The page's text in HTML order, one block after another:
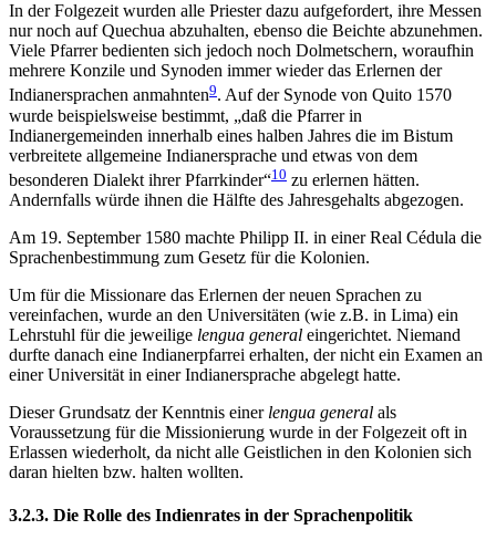
In der Folgezeit wurden alle Priester dazu aufgefordert, ihre Messen
nur noch auf Quechua abzuhalten, ebenso die Beichte abzunehmen.
Viele Pfarrer bedienten sich jedoch noch Dolmetschern, woraufhin
mehrere Konzile und Synoden immer wieder das Erlernen der
Indianersprachen anmahnten9. Auf der Synode von Quito 1570
wurde beispielsweise bestimmt, „daß die Pfarrer in
Indianergemeinden innerhalb eines halben Jahres die im Bistum
verbreitete allgemeine Indianersprache und etwas von dem
besonderen Dialekt ihrer Pfarrkinder“10 zu erlernen hätten.
Andernfalls würde ihnen die Hälfte des Jahresgehalts abgezogen.
Am 19. September 1580 machte Philipp II. in einer Real Cédula die
Sprachenbestimmung zum Gesetz für die Kolonien.
Um für die Missionare das Erlernen der neuen Sprachen zu
vereinfachen, wurde an den Universitäten (wie z.B. in Lima) ein
Lehrstuhl für die jeweilige lengua general eingerichtet. Niemand
durfte danach eine Indianerpfarrei erhalten, der nicht ein Examen an
einer Universität in einer Indianersprache abgelegt hatte.
Dieser Grundsatz der Kenntnis einer lengua general als
Voraussetzung für die Missionierung wurde in der Folgezeit oft in
Erlassen wiederholt, da nicht alle Geistlichen in den Kolonien sich
daran hielten bzw. halten wollten.
3.2.3. Die Rolle des Indienrates in der Sprachenpolitik